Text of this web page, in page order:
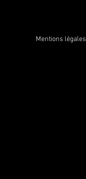
Mentions légales